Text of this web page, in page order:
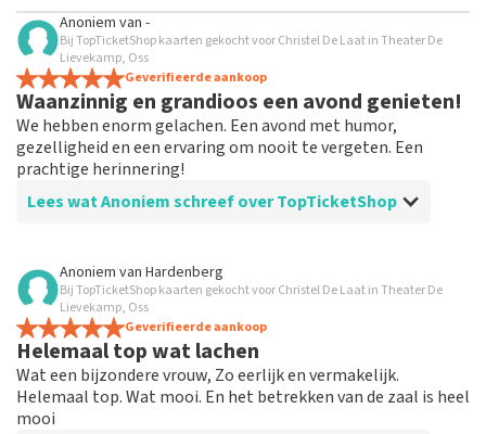
Anoniem van -
Bij TopTicketShop kaarten gekocht voor Christel De Laat in Theater De
Lievekamp, Oss
Geverifieerde aankoop
Waanzinnig en grandioos een avond genieten!
We hebben enorm gelachen. Een avond met humor,
gezelligheid en een ervaring om nooit te vergeten. Een
prachtige herinnering!
Lees wat Anoniem schreef over TopTicketShop
Beoordeling van Anoniem over
Meedenken aardige medewerker
Het was een empathische en meedenkende
medewerker die hard zijn best heeft gedaan voor goede
kaarten te regelen.
Anoniem van Hardenberg
Bij TopTicketShop kaarten gekocht voor Christel De Laat in Theater De
Lievekamp, Oss
Geverifieerde aankoop
Helemaal top wat lachen
Wat een bijzondere vrouw, Zo eerlijk en vermakelijk.
Helemaal top. Wat mooi. En het betrekken van de zaal is heel
mooi